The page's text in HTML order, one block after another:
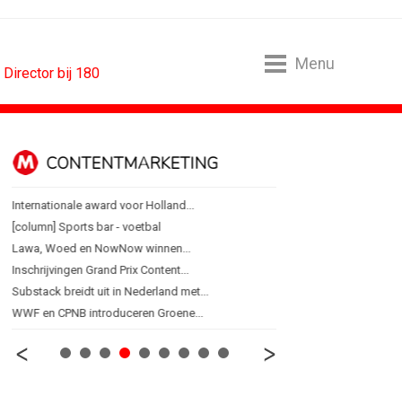
bij 180
Menu
CONTENTMARKETING
Internationale award voor Holland...
[column] Sports bar - voetbal
Lawa, Woed en NowNow winnen...
Inschrijvingen Grand Prix Content...
Substack breidt uit in Nederland met...
WWF en CPNB introduceren Groene...